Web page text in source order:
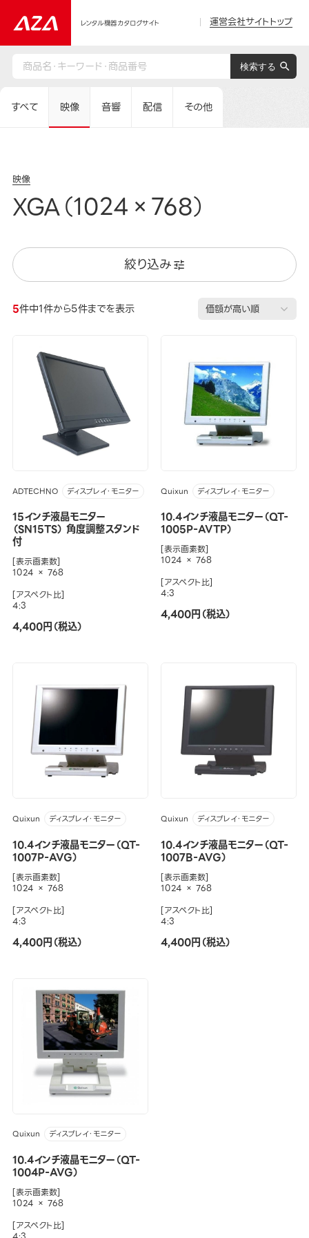
レンタル機器カタログサイト 運営会社サイトトップ
すべて 映像 音響 配信 その他
映像
XGA（1024×768）
絞り込み
5件中1件から5件までを表示
ADTECHNO ディスプレイ・モニター
15インチ液晶モニター
（SN15TS） 角度調整スタンド
付
[表示画素数]
1024 × 768
[アスペクト比]
4:3
4,400円（税込）
Quixun ディスプレイ・モニター
10.4インチ液晶モニター（QT-
1005P-AVTP）
[表示画素数]
1024 × 768
[アスペクト比]
4:3
4,400円（税込）
Quixun ディスプレイ・モニター
10.4インチ液晶モニター（QT-
1007P-AVG）
[表示画素数]
1024 × 768
[アスペクト比]
4:3
4,400円（税込）
Quixun ディスプレイ・モニター
10.4インチ液晶モニター（QT-
1007B-AVG）
[表示画素数]
1024 × 768
[アスペクト比]
4:3
4,400円（税込）
Quixun ディスプレイ・モニター
10.4インチ液晶モニター（QT-
1004P-AVG）
[表示画素数]
1024 × 768
[アスペクト比]